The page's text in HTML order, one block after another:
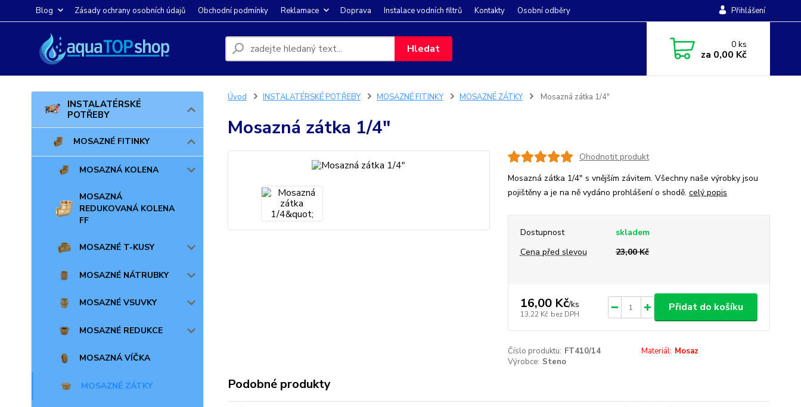
Blog Zásady ochrany osobních údajů Obchodní podmínky Reklamace Doprava Instalace vodních filtrů Kontakty Osobní odběry Přihlášení
Hledat 0ks
za 0,00 Kč
INSTALATÉRSKÉ
POTŘEBY
MOSAZNÉ FITINKY
MOSAZNÁ KOLENA
MOSAZNÁ
REDUKOVANÁ KOLENA
FF
MOSAZNÉ T-KUSY
MOSAZNÉ NÁTRUBKY
MOSAZNÉ VSUVKY
MOSAZNÉ REDUKCE
MOSAZNÁ VÍČKA
MOSAZNÉ ZÁTKY
Úvod INSTALATÉRSKÉ POTŘEBY MOSAZNÉ FITINKY MOSAZNÉ ZÁTKY Mosazná zátka 1/4"
Mosazná zátka 1/4"
Ohodnotit produkt
Mosazná zátka 1/4" s vnějším závitem. Všechny naše výrobky jsou
pojištěny a je na ně vydáno prohlášení o shodě. celý popis
Dostupnost
skladem
Cena před slevou
23,00 Kč
16,00 Kč/ks
13,22 Kč bez DPH
Přidat do košíku
Číslo produktu: FT410/14 Materiál: Mosaz
Výrobce: Steno
Podobné produkty